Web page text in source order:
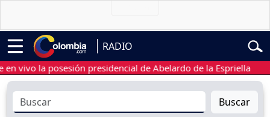
RADIO
la posesión presidencial de Abelardo de la Espriella
Buscar